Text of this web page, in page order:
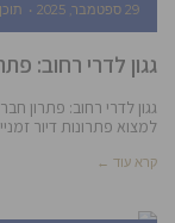
29 ספטמבר, 2025
גגון לדרי רחוב:
גגון לדרי רחוב: פתרון
למצוא פתרונות דיור
קרא עוד ←